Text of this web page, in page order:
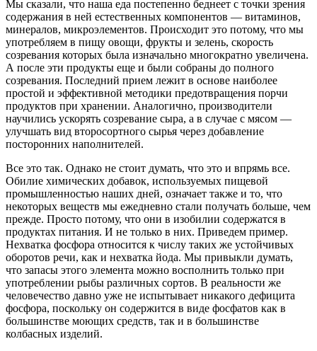
Мы сказали, что наша еда постепенно беднеет с точки зрения
содержания в ней естественных компонентов — витаминов,
минералов, микроэлементов. Происходит это потому, что мы
употребляем в пищу овощи, фрукты и зелень, скорость
созревания которых была изначально многократно увеличена.
А после эти продукты еще и были собраны до полного
созревания. Последний прием лежит в основе наиболее
простой и эффективной методики предотвращения порчи
продуктов при хранении. Аналогично, производители
научились ускорять созревание сыра, а в случае с мясом —
улучшать вид второсортного сырья через добавление
посторонних наполнителей.
Все это так. Однако не стоит думать, что это и впрямь все.
Обилие химических добавок, используемых пищевой
промышленностью наших дней, означает также и то, что
некоторых веществ мы ежедневно стали получать больше, чем
прежде. Просто потому, что они в изобилии содержатся в
продуктах питания. И не только в них. Приведем пример.
Нехватка фосфора относится к числу таких же устойчивых
оборотов речи, как и нехватка йода. Мы привыкли думать,
что запасы этого элемента можно восполнить только при
употреблении рыбы различных сортов. В реальности же
человечество давно уже не испытывает никакого дефицита
фосфора, поскольку он содержится в виде фосфатов как в
большинстве моющих средств, так и в большинстве
колбасных изделий.